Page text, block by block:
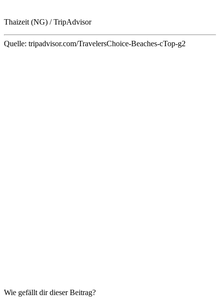
Thaizeit (NG) / TripAdvisor
Quelle: tripadvisor.com/TravelersChoice-Beaches-cTop-g2
Wie gefällt dir dieser Beitrag?